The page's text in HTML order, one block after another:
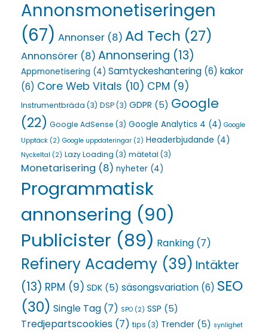
Annonsmonetiseringen
(67) Annonser (8) Ad Tech (27)
Annonsörer (8) Annonsering (13)
Appmonetisering (4) Samtyckeshantering (6) kakor
(6) Core Web Vitals (10) CPM (9)
Instrumentbräda (3) DSP(3) GDPR (5) Google
(22) Google AdSense (3) Google Analytics 4 (4) Google
Upptäck (2) Google uppdateringar (2) Headerbjudande (4)
Nyckeltal (2) Lazy Loading (3) mätetal (3)
Monetarisering (8) nyheter (4)
Programmatisk
annonsering (90)
Publicister (89) Ranking (7)
Refinery Academy (39) Intäkter
(13) RPM (9) SDK (5) säsongsvariation (6) SEO
(30) Single Tag (7) SPO (2) SSP (5)
Tredjepartscookies (7) tips (3) Trender (5) synlighet